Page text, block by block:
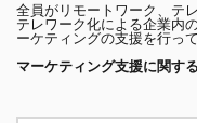
全員がリモートワーク、テ
テレワーク化による企業内
ーケティングの支援を行って
マーケティング支援に関す